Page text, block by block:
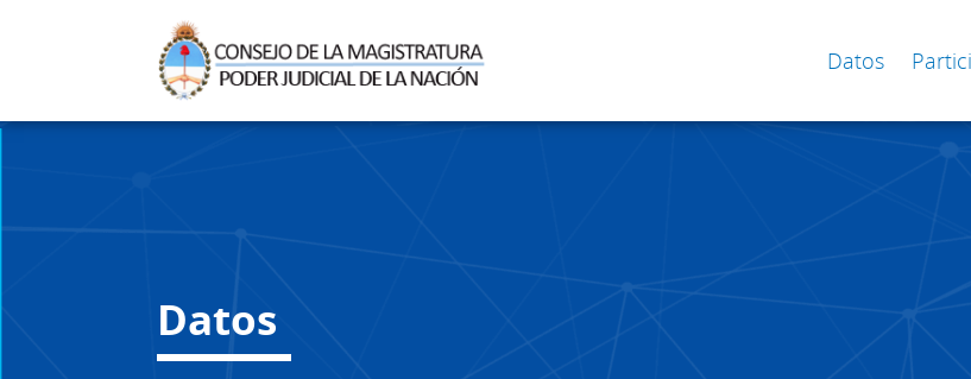
Datos
Datos